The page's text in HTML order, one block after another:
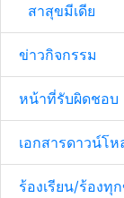
สาสุขมีเดีย
ข่าวกิจกรรม
หน้าที่รับผิดชอบ
เอกสารดาวน์โห
ร้องเรียน/ร้องทุ